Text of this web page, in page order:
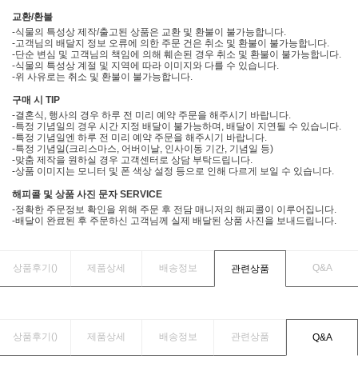
교환/환불
-식물의 특성상 제작/출고된 상품은 교환 및 환불이 불가능합니다.
-고객님의 배달지 정보 오류에 의한 주문 건은 취소 및 환불이 불가능합니다.
-단순 변심 및 고객님의 책임에 의해 훼손된 경우 취소 및 환불이 불가능합니다.
-식물의 특성상 계절 및 지역에 따라 이미지와 다를 수 있습니다.
-위 사유로는 취소 및 환불이 불가능합니다.
구매 시 TIP
-결혼식, 행사의 경우 하루 전 미리 예약 주문을 해주시기 바랍니다.
-특정 기념일의 경우 시간 지정 배달이 불가능하며, 배달이 지연될 수 있습니다.
-특정 기념일엔 하루 전 미리 예약 주문을 해주시기 바랍니다.
-특정 기념일(크리스마스, 어버이날, 인사이동 기간, 기념일 등)
-맞춤 제작을 원하실 경우 고객센터로 상담 부탁드립니다.
-상품 이미지는 모니터 및 폰 색상 설정 등으로 인해 다르게 보일 수 있습니다.
해피콜 및 상품 사진 문자 SERVICE
-정확한 주문정보 확인을 위해 주문 후 전담 매니저의 해피콜이 이루어집니다.
-배달이 완료된 후 주문하신 고객님께 실제 배달된 상품 사진을 보내드립니다.
상품후기() 제품상세 배송정보 관련상품 Q&A
상품후기() 제품상세 배송정보 관련상품 Q&A